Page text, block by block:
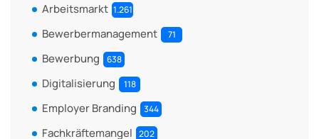
Arbeitsmarkt 1.261
Bewerbermanagement 71
Bewerbung 638
Digitalisierung 118
Employer Branding 344
Fachkräftemangel 202